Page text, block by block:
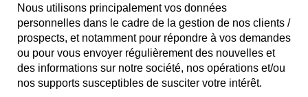
Nous utilisons principalement vos données
personnelles dans le cadre de la gestion de nos clients /
prospects, et notamment pour répondre à vos demandes
ou pour vous envoyer régulièrement des nouvelles et
des informations sur notre société, nos opérations et/ou
nos supports susceptibles de susciter votre intérêt.